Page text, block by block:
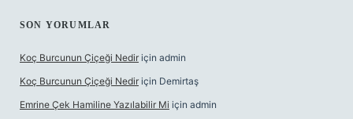
SON YORUMLAR
Koç Burcunun Çiçeği Nedir için admin
Koç Burcunun Çiçeği Nedir için Demirtaş
Emrine Çek Hamiline Yazılabilir Mi için admin